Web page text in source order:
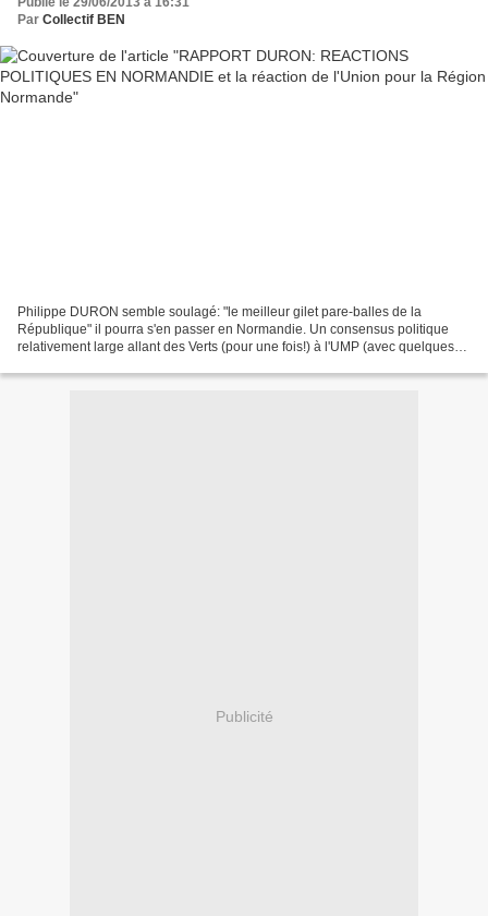
Par Collectif BEN
Philippe DURON semble soulagé: "le meilleur gilet pare-balles de la
République" il pourra s'en passer en Normandie. Un consensus politique
relativement large allant des Verts (pour une fois!) à l'UMP (avec quelques
Publicité